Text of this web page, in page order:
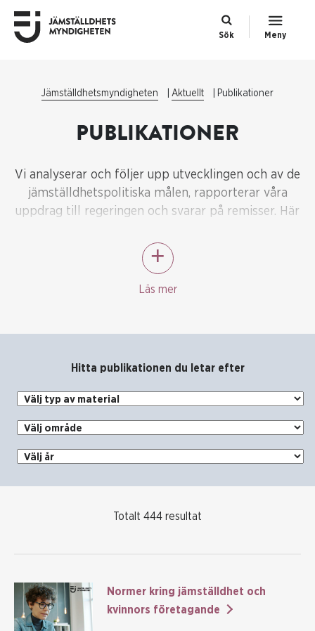
Sök Meny
Jämställdhetsmyndigheten Aktuellt Publikationer
PUBLIKATIONER
Vi analyserar och följer upp utvecklingen och av de
jämställdhetspolitiska målen, rapporterar våra
uppdrag till regeringen och svarar på remisser. Här
Läs mer
Hitta publikationen du letar efter
Totalt 444 resultat
Normer kring jämställdhet och
kvinnors företagande